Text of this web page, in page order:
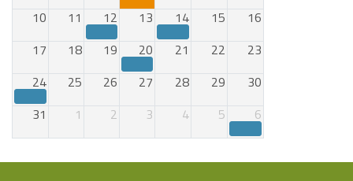
10
11 12 13 14 15
16
17
18 19 20 21 22
23
24
25 26 27 28 29
30
31
1 2 3 4 5 6